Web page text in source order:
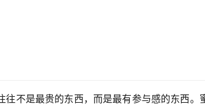
往不是最贵的东西，而是最有参与感的东西。